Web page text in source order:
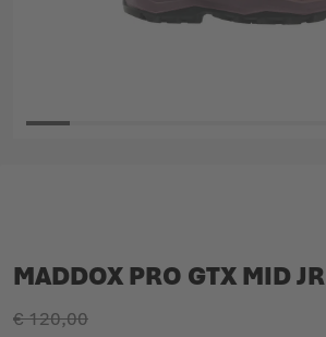
MADDOX PRO GTX MID JR
€ 120,00